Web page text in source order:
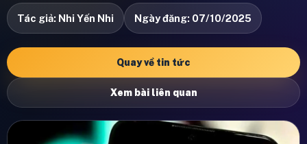
Tác giả: Nhi Yến Nhi Ngày đăng: 07/10/2025
Quay về tin tức
Xem bài liên quan